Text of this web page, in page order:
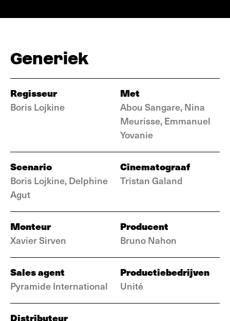
Generiek
Regisseur
Boris Lojkine
Met
Abou Sangare, Nina
Meurisse, Emmanuel
Yovanie
Scenario
Boris Lojkine, Delphine
Agut
Cinematograaf
Tristan Galand
Monteur
Xavier Sirven
Producent
Bruno Nahon
Sales agent
Pyramide International
Productiebedrijven
Unité
Distributeur